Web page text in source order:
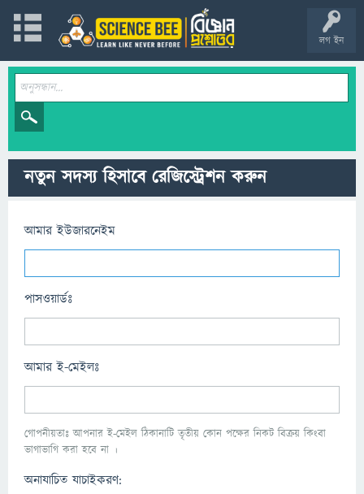
লগ ইন
নতুন সদস্য হিসাবে রেজিস্ট্রেশন করুন
আমার ইউজারনেইম
পাসওয়ার্ডঃ
আমার ই-মেইলঃ
গোপনীয়তাঃ আপনার ই-মেইল ঠিকানাটি তৃতীয় কোন পক্ষের নিকট বিক্রয় কিংবা
ভাগাভাগি করা হবে না ।
অনাযাচিত যাচাইকরণ: